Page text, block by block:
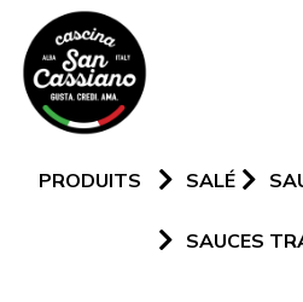
PRODUITS SALÉ
SAUCES